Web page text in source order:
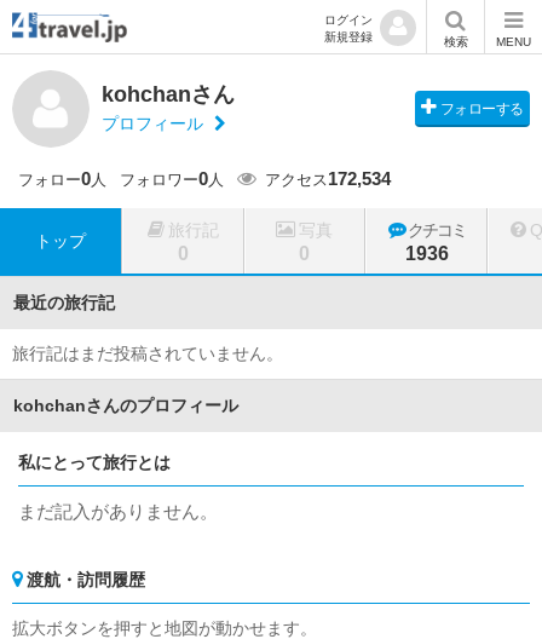
ログイン
新規登録
検索 MENU
kohchanさん
プロフィール
フォローする
フォロー0人 フォロワー0人 アクセス172,534
トップ
旅行記
0
写真
0
クチコミ
1936
最近の旅行記
旅行記はまだ投稿されていません。
kohchanさんのプロフィール
私にとって旅行とは
まだ記入がありません。
渡航・訪問履歴
拡大ボタンを押すと地図が動かせます。